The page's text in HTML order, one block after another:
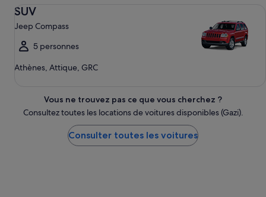
SUV
Jeep Compass
5 personnes
Athènes, Attique, GRC
Vous ne trouvez pas ce que vous cherchez ?
Consultez toutes les locations de voitures disponibles (Gazi).
Consulter toutes les voitures